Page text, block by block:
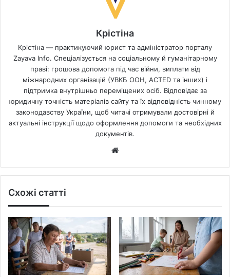
Крістіна
Крістіна — практикуючий юрист та адміністратор порталу
Zayava Info. Спеціалізується на соціальному й гуманітарному
праві: грошова допомога під час війни, виплати від
міжнародних організацій (УВКБ ООН, ACTED та інших) і
підтримка внутрішньо переміщених осіб. Відповідає за
юридичну точність матеріалів сайту та їх відповідність чинному
законодавству України, щоб читачі отримували достовірні й
актуальні інструкції щодо оформлення допомоги та необхідних
документів.
Схожі статті